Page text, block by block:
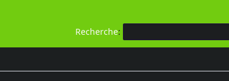
Recherche: